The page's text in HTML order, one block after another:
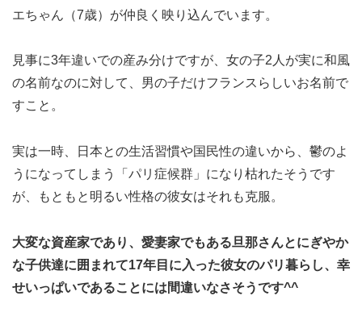
エちゃん（7歳）が仲良く映り込んでいます。
見事に3年違いでの産み分けですが、女の子2人が実に和風
の名前なのに対して、男の子だけフランスらしいお名前で
すこと。
実は一時、日本との生活習慣や国民性の違いから、鬱のよ
うになってしまう「パリ症候群」になり枯れたそうです
が、もともと明るい性格の彼女はそれも克服。
大変な資産家であり、愛妻家でもある旦那さんとにぎやか
な子供達に囲まれて17年目に入った彼女のパリ暮らし、幸
せいっぱいであることには間違いなさそうです^^